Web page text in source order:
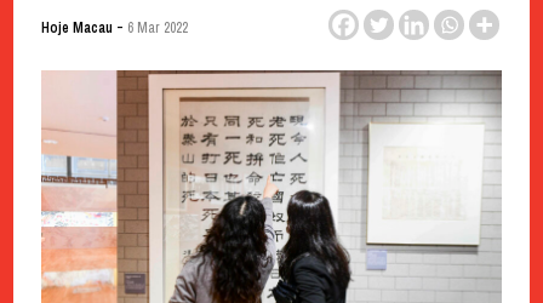
Hoje Macau - 6 Mar 2022